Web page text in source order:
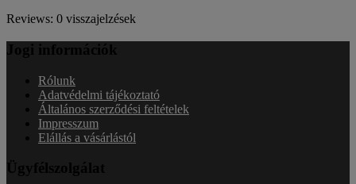
Reviews: 0 visszajelzések
Jogi információk
Rólunk
Adatvédelmi tájékoztató
Általános szerződési feltételek
Impresszum
Elállás a vásárlástól
Ügyfélszolgálat